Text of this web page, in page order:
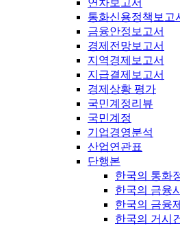
연차보고서
통화신용정책보고
금융안정보고서
경제전망보고서
지역경제보고서
지급결제보고서
경제상황 평가
국민계정리뷰
국민계정
기업경영분석
산업연관표
단행본
한국의 통화
한국의 금융
한국의 금융
한국의 거시